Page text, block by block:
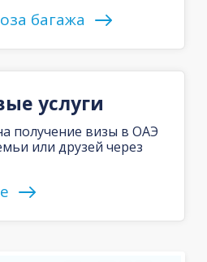
багажа
услуги
получение визы в ОАЭ
или друзей через